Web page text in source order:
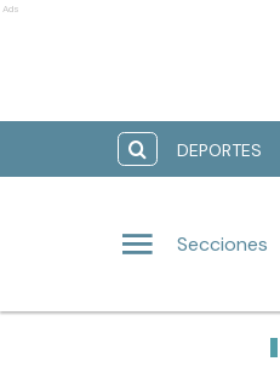
Ads
DEPORTES
Secciones